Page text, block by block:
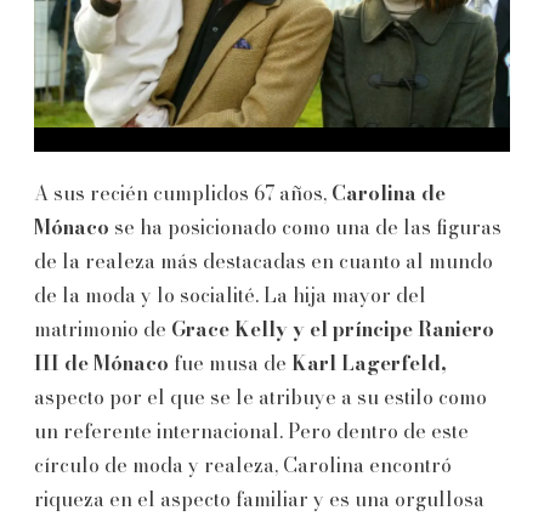
A sus recién cumplidos 67 años, Carolina de
Mónaco se ha posicionado como una de las figuras
de la realeza más destacadas en cuanto al mundo
de la moda y lo socialité. La hija mayor del
matrimonio de Grace Kelly y el príncipe Raniero
III de Mónaco fue musa de Karl Lagerfeld,
aspecto por el que se le atribuye a su estilo como
un referente internacional. Pero dentro de este
círculo de moda y realeza, Carolina encontró
riqueza en el aspecto familiar y es una orgullosa